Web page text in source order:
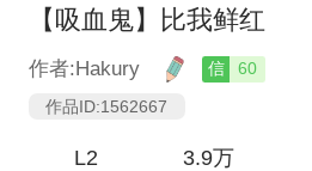
【吸血鬼】比我鲜红
作者:Hakury 信
60
作品ID:1562667
L2 3.9万